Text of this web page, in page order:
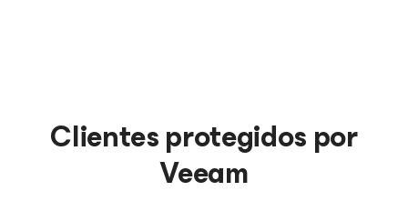
Clientes protegidos por
Veeam